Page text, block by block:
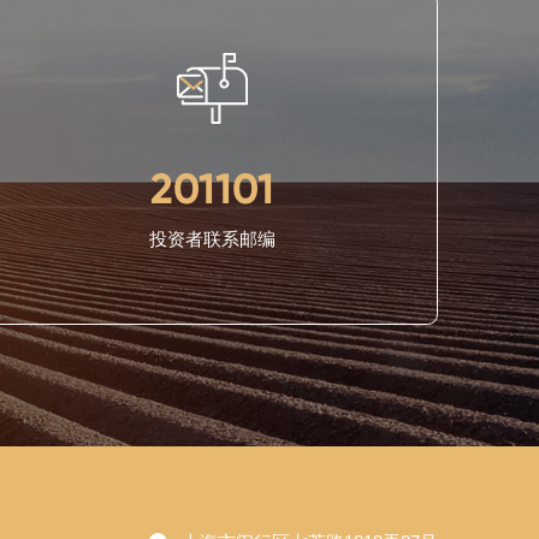
201101
投资者联系邮编